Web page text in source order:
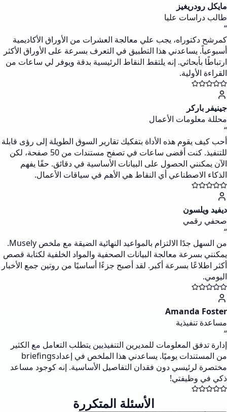
مايكل رودريغيز
طالب دراسات عليا
“
كمرشح دكتوراه، يجب علي معالجة العشرات من الأوراق الأكاديمية
أسبوعياً. يساعدني هذا التطبيق في التعرف بسرعة على الأوراق الأكثر
ارتباطًا بأبحاثي. إنه يلتقط النقاط الرئيسية بدقة ويوفر لي ساعات من
القراءة الأولية.
جينيفر باركر
محللة معلومات الأعمال
“
أحب كيف يقوم هذه الأداة بتفكيك تقارير السوق الطويلة إلى رؤى قابلة
للتنفيذ. كنت أقضى ساعات في تصفح مستندات من 50 صفحة، لكن
الآن يمكنني الحصول على البيانات الأساسية في دقائق. حقًا يفهم
الذكاء الاصطناعي أي النقاط هي الأهم في سياقات الأعمال.
ديفيد ويلسون
صحفي رقمي
“
من السهل جدًا الالتزام بالمواعيد النهائية الضيقة مع ملخص Musely.
يمكنني بسرعة معالجة البيانات الصحفية والمواد الخلفية لكتابة قصص
أكثر اطلاعًا بسرعة أكبر. لقد أصبح جزءًا أساسيًا من روتين جمع الأخبار
اليومي.
Amanda Foster
مساعدة تنفيذية
“
إدارة تدفق المعلومات للمديرين التنفيذيين يتطلب التعامل مع الكثير
من المستندات يوميًا. يساعدني هذا الملخص في إعدادbriefings
مختصرة لرئيسي دون فقدان التفاصيل الأساسية. إنه كوجود مساعد
ذكي في وظيفتي!
الأسئلة المتكررة